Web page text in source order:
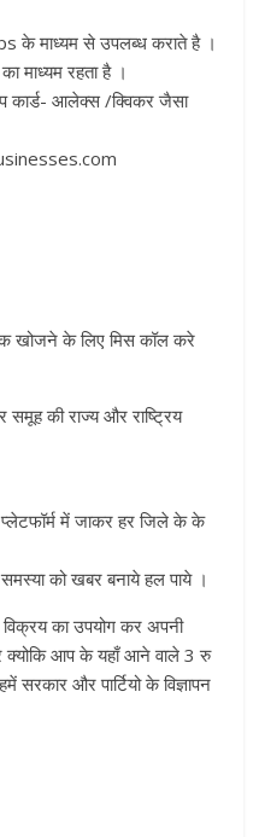
के माध्यम से उपलब्ध कराते है ।
माध्यम रहता है ।
कार्ड- आलेक्स /क्विकर जैसा
खोजने के लिए मिस कॉल करे
की राज्य और राष्ट्रिय
में जाकर हर जिले के के
को खबर बनाये हल पाये ।
का उपयोग कर अपनी
आप के यहाँ आने वाले 3 रु
और पार्टियो के विज्ञापन